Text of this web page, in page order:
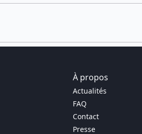
À propos
Actualités
FAQ
Contact
Presse